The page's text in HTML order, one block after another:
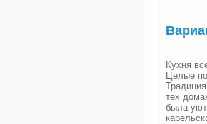
Кухня
Целые
тех
была